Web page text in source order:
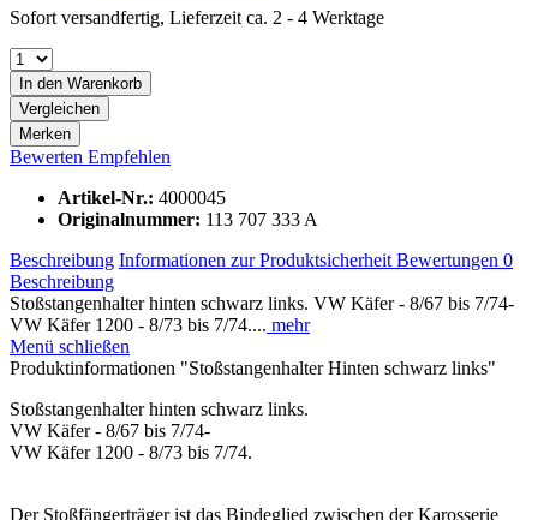
Sofort versandfertig, Lieferzeit ca. 2 - 4 Werktage
In den Warenkorb
Vergleichen
Merken
Bewerten Empfehlen
Artikel-Nr.: 4000045
Originalnummer: 113 707 333 A
Beschreibung Informationen zur Produktsicherheit Bewertungen 0
Beschreibung
Stoßstangenhalter hinten schwarz links. VW Käfer - 8/67 bis 7/74-
VW Käfer 1200 - 8/73 bis 7/74.... mehr
Menü schließen
Produktinformationen "Stoßstangenhalter Hinten schwarz links"
Stoßstangenhalter hinten schwarz links.
VW Käfer - 8/67 bis 7/74-
VW Käfer 1200 - 8/73 bis 7/74.
Der Stoßfängerträger ist das Bindeglied zwischen der Karosserie